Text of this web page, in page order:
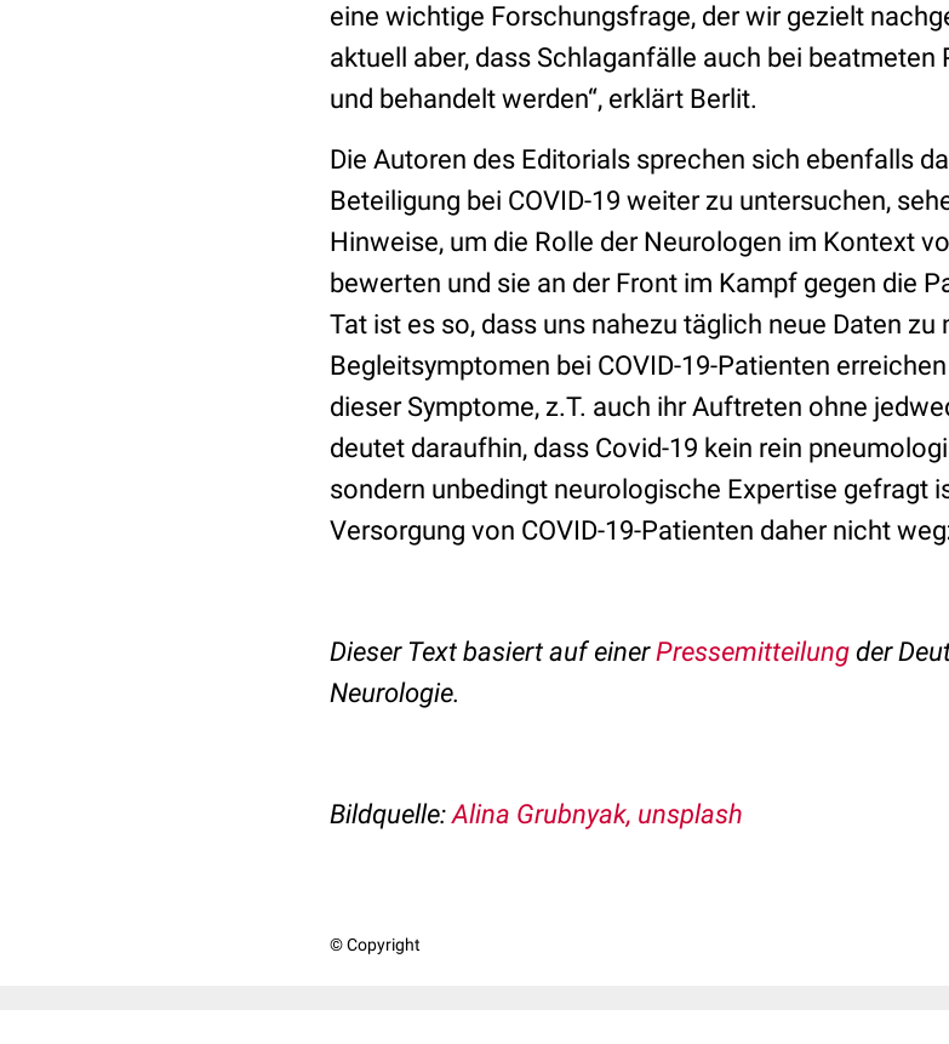
eine wichtige Forschungsfrage, der wir gezielt
aktuell aber, dass Schlaganfälle auch bei
und behandelt werden“, erklärt Berlit.
Die Autoren des Editorials sprechen sich ebenfalls
Beteiligung bei COVID-19 weiter zu untersuchen,
Hinweise, um die Rolle der Neurologen im Kontext
bewerten und sie an der Front im Kampf gegen die
Tat ist es so, dass uns nahezu täglich neue Daten zu
Begleitsymptomen bei COVID-19-Patienten
dieser Symptome, z.T. auch ihr Auftreten ohne
deutet daraufhin, dass Covid-19 kein rein
sondern unbedingt neurologische Expertise gefragt
Versorgung von COVID-19-Patienten daher nicht
Dieser Text basiert auf einerPressemitteilung der
Neurologie.
Bildquelle:Alina Grubnyak, unsplash
© Copyright